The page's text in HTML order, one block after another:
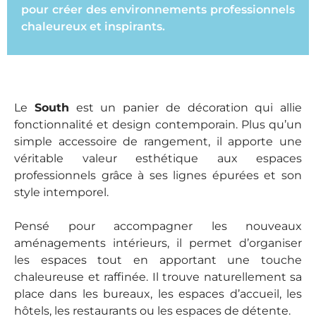
pour créer des environnements professionnels
chaleureux et inspirants.
Le South est un panier de décoration qui allie
fonctionnalité et design contemporain. Plus qu’un
simple accessoire de rangement, il apporte une
véritable valeur esthétique aux espaces
professionnels grâce à ses lignes épurées et son
style intemporel.
Pensé pour accompagner les nouveaux
aménagements intérieurs, il permet d’organiser
les espaces tout en apportant une touche
chaleureuse et raffinée. Il trouve naturellement sa
place dans les bureaux, les espaces d’accueil, les
hôtels, les restaurants ou les espaces de détente.